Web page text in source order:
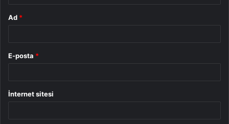
Ad *
E-posta *
İnternet sitesi